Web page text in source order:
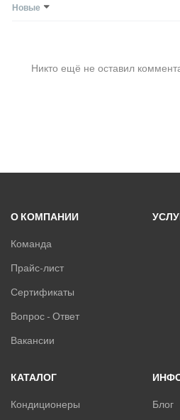
ВИННЫЕ ХОЛОДИЛЬНИКИ И
ПРИТОЧНЫЕ ОЧИСТИТЕЛИ
Новые
Никто ещё не оставил
О КОМПАНИИ
Команда
Прайс-лист
Сертификаты
Вопрос - Ответ
Вакансии
КАТАЛОГ
Кондиционеры
Блог